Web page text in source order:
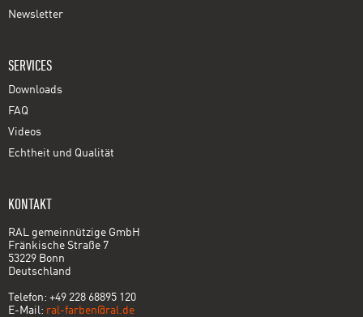
Newsletter
SERVICES
Downloads
FAQ
Videos
Echtheit und Qualität
KONTAKT
RAL gemeinnützige GmbH
Fränkische Straße 7
53229 Bonn
Deutschland
Telefon: +49 228 68895 120
E-Mail: ral-farben@ral.de